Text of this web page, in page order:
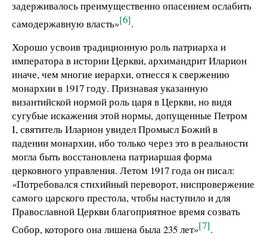
задерживалось преимущественно опасением ослабить
самодержавную власть»[6].
Хорошо усвоив традиционную роль патриарха и
императора в истории Церкви, архимандрит Иларион
иначе, чем многие иерархи, отнесся к свержению
монархии в 1917 году. Признавая указанную
византийской нормой роль царя в Церкви, но видя
сугубые искажения этой нормы, допущенные Петром
I, святитель Иларион увидел Промысл Божий в
падении монархии, ибо только через это в реальности
могла быть восстановлена патриаршая форма
церковного управления. Летом 1917 года он писал:
«Потребовался стихийный переворот, ниспровержение
самого царского престола, чтобы наступило и для
Православной Церкви благоприятное время созвать
Собор, которого она лишена была 235 лет»[7].